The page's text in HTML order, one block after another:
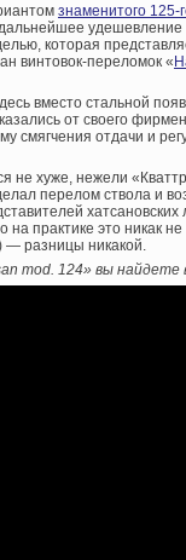
знаменитого 125-
удешевление
которая
винтовок-переломок «
вместо стальной
от своего
смягчения отдачи и
не хуже, нежели
перелом ствола и
практике это никак
разницы никакой.
mod. 124» вы найдете